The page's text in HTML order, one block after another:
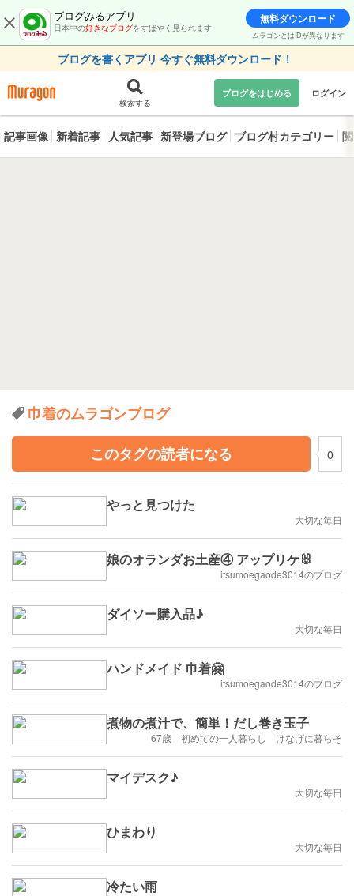
ブログみるアプリ
日本中の好きなブログをすばやく見られます
無料ダウンロード
ムラゴンとはIDが異なります
ブログを書くアプリ 今すぐ無料ダウンロード！
検索する
ブログをはじめる ログイン
記事画像 新着記事 人気記事 新登場ブログ ブログ村カテゴリー
巾着のムラゴンブログ
このタグの読者になる
0
やっと見つけた
大切な毎日
娘のオランダお土産④ アップリケ🐰
itsumoegaode3014のブログ
ダイソー購入品♪
大切な毎日
ハンドメイド 巾着🤗
itsumoegaode3014のブログ
煮物の煮汁で、簡単！だし巻き玉子
67歳 初めての一人暮らし けなげに暮らそ
マイデスク♪
大切な毎日
ひまわり
大切な毎日
冷たい雨